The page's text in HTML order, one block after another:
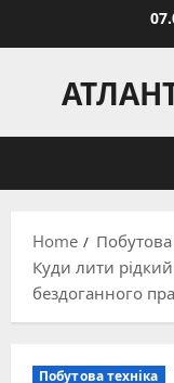
Home
Побутова
Куди лити
бездоганного
Побутова техніка